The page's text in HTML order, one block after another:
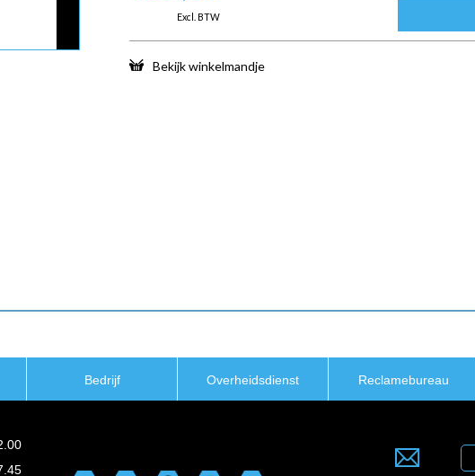
Excl. BTW
Bekijk winkelmandje
Bedrijf Overheidsdienst Reclamebureau